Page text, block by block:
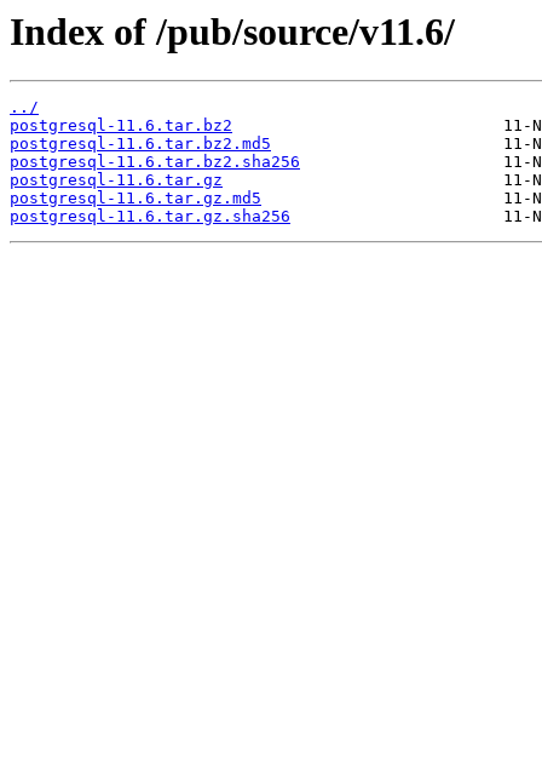
Index of /pub/source/v11.6/
../
postgresql-11.6.tar.bz2
postgresql-11.6.tar.bz2.md5
postgresql-11.6.tar.bz2.sha256
postgresql-11.6.tar.gz
postgresql-11.6.tar.gz.md5
postgresql-11.6.tar.gz.sha256